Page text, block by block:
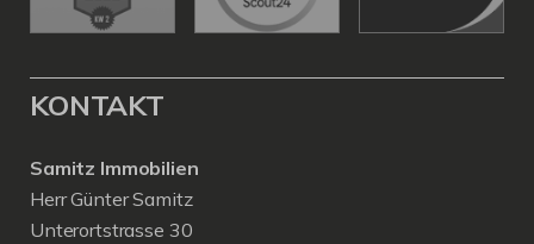
KONTAKT
Samitz Immobilien
Herr Günter Samitz
Unterortstrasse 30